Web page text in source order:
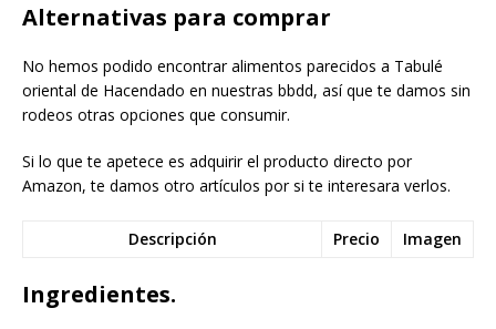
Alternativas para comprar
No hemos podido encontrar alimentos parecidos a Tabulé
oriental de Hacendado en nuestras bbdd, así que te damos sin
rodeos otras opciones que consumir.
Si lo que te apetece es adquirir el producto directo por
Amazon, te damos otro artículos por si te interesara verlos.
Descripción Precio Imagen
Ingredientes.